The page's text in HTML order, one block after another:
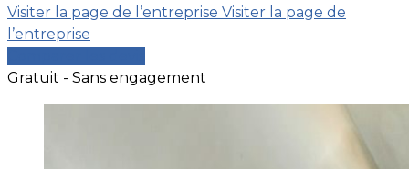
Visiter la page de l’entreprise Visiter la page de
l’entreprise
Gratuit - Sans engagement